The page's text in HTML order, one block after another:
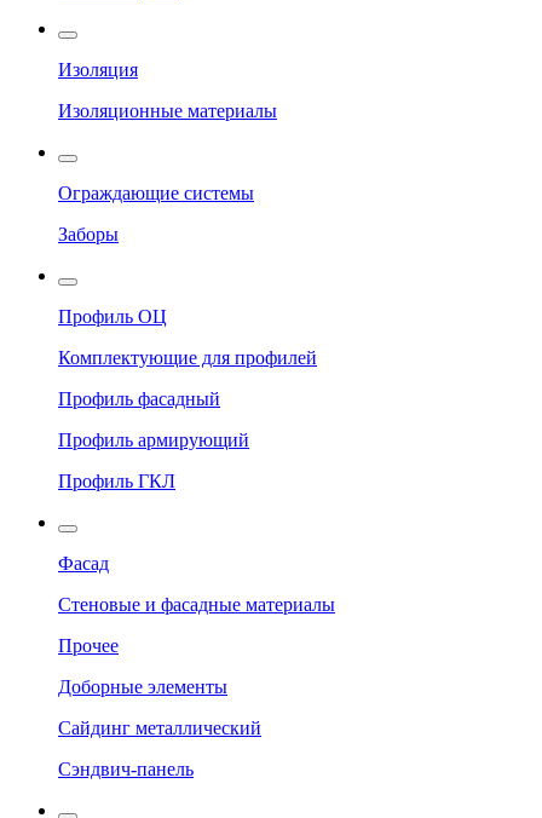
Изоляция
Изоляционные материалы
Ограждающие системы
Заборы
Профиль ОЦ
Комплектующие для профилей
Профиль фасадный
Профиль армирующий
Профиль ГКЛ
Фасад
Стеновые и фасадные материалы
Прочее
Доборные элементы
Сайдинг металлический
Сэндвич-панель